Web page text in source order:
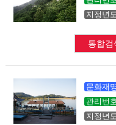
지정년
통합검
문화재명
관리번
지정년